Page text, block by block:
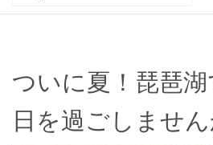
ついに夏！琵琶
日を過ごしません